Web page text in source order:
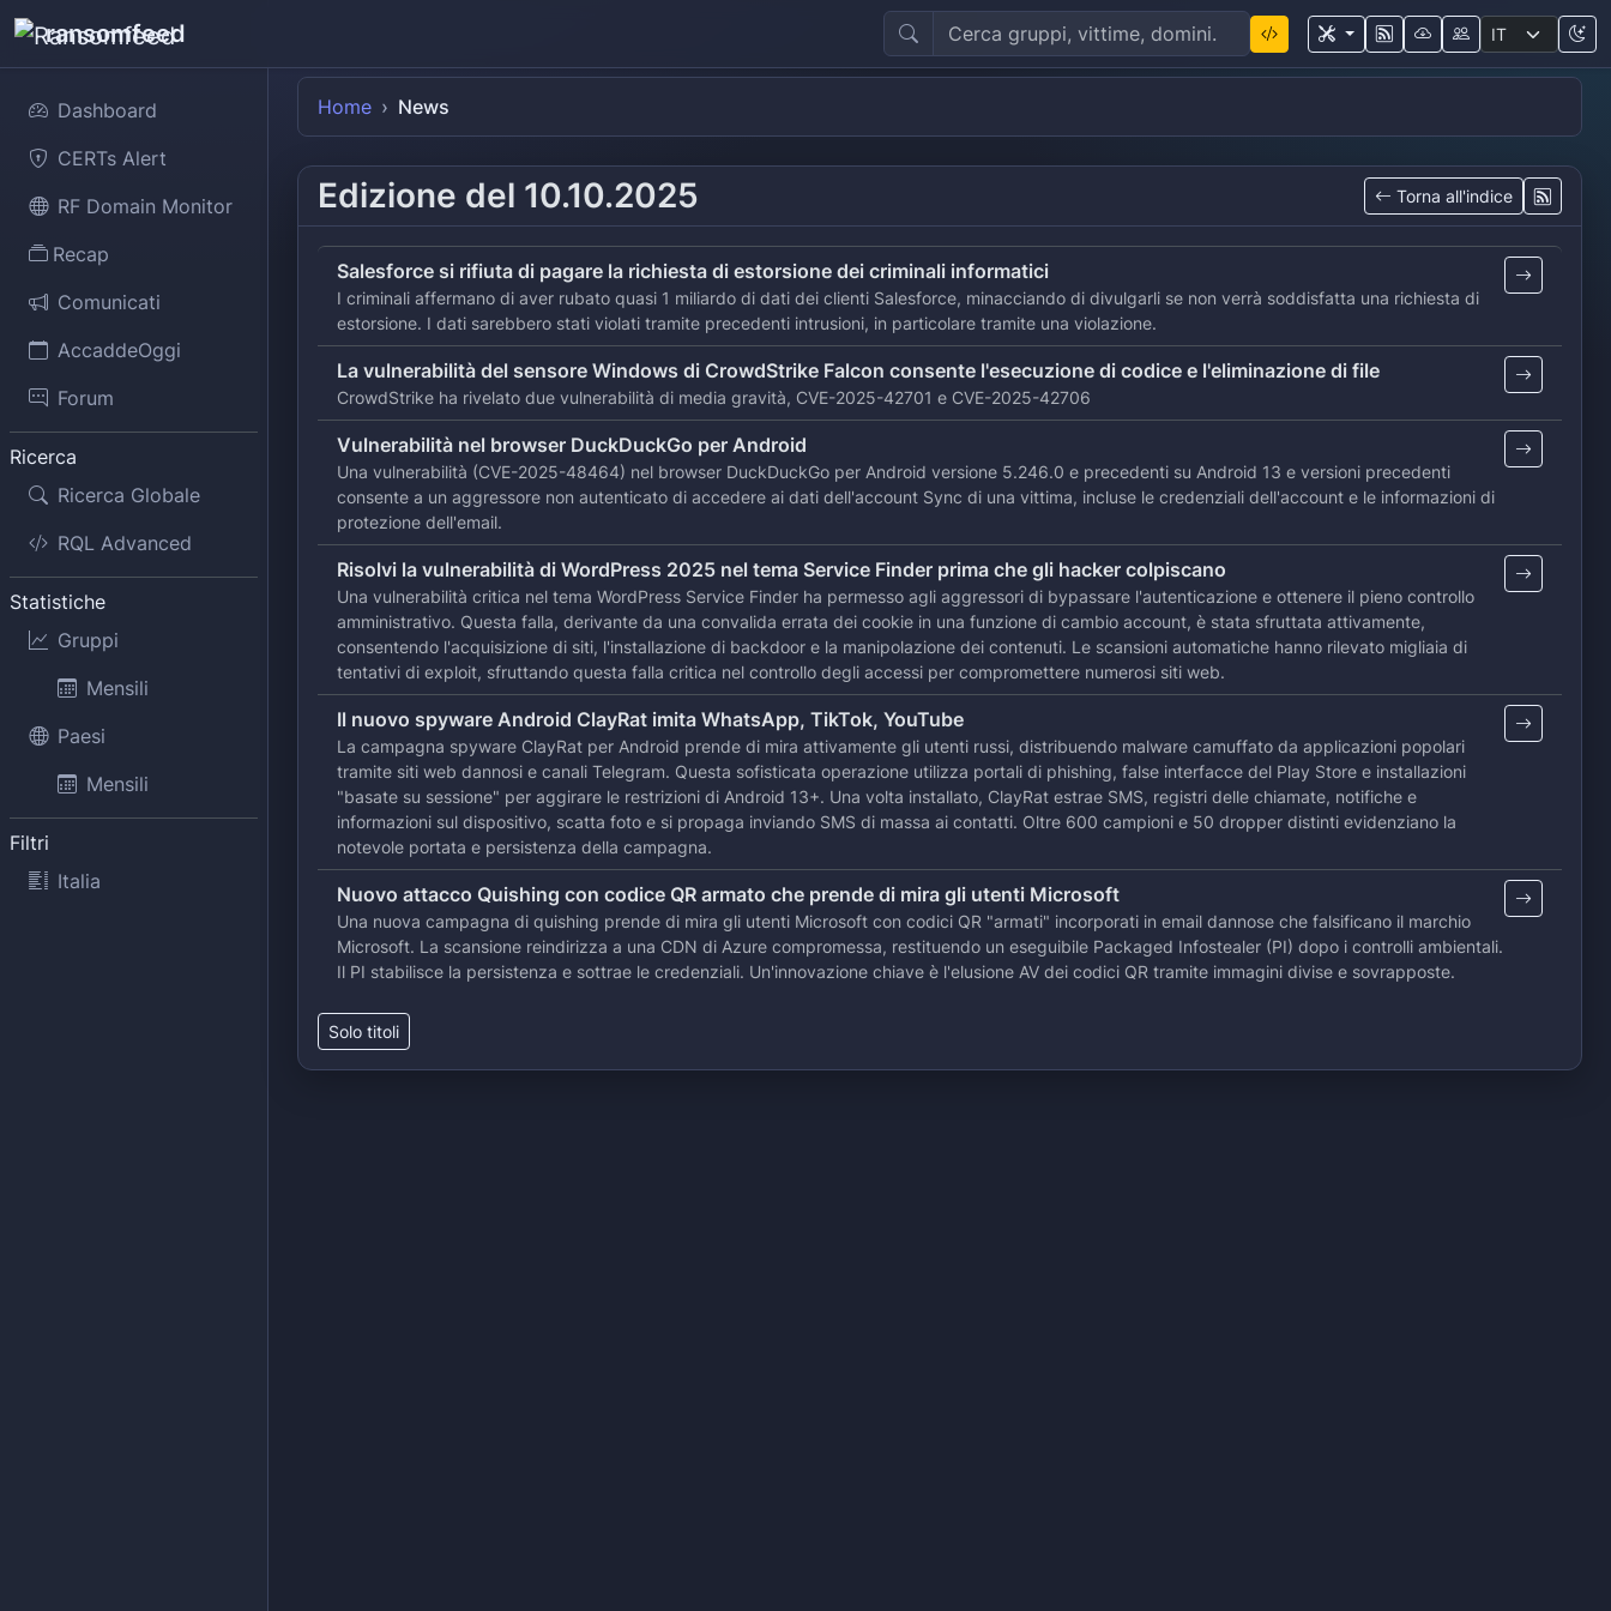
ransomfeed
Dashboard
CERTs Alert
RF Domain Monitor
Recap
Comunicati
AccaddeOggi
Forum
Ricerca
Ricerca Globale
RQL Advanced
Statistiche
Gruppi
Mensili
Paesi
Mensili
Filtri
Italia
Home News
Edizione del 10.10.2025 Torna all'indice
Salesforce si rifiuta di pagare la richiesta di estorsione dei criminali informatici
I criminali affermano di aver rubato quasi 1 miliardo di dati dei clienti Salesforce, minacciando di divulgarli se non verrà soddisfatta una richiesta di
estorsione. I dati sarebbero stati violati tramite precedenti intrusioni, in particolare tramite una violazione.
La vulnerabilità del sensore Windows di CrowdStrike Falcon consente l'esecuzione di codice e l'eliminazione di file
CrowdStrike ha rivelato due vulnerabilità di media gravità, CVE-2025-42701 e CVE-2025-42706
Vulnerabilità nel browser DuckDuckGo per Android
Una vulnerabilità (CVE-2025-48464) nel browser DuckDuckGo per Android versione 5.246.0 e precedenti su Android 13 e versioni precedenti
consente a un aggressore non autenticato di accedere ai dati dell'account Sync di una vittima, incluse le credenziali dell'account e le informazioni di
protezione dell'email.
Risolvi la vulnerabilità di WordPress 2025 nel tema Service Finder prima che gli hacker colpiscano
Una vulnerabilità critica nel tema WordPress Service Finder ha permesso agli aggressori di bypassare l'autenticazione e ottenere il pieno controllo
amministrativo. Questa falla, derivante da una convalida errata dei cookie in una funzione di cambio account, è stata sfruttata attivamente,
consentendo l'acquisizione di siti, l'installazione di backdoor e la manipolazione dei contenuti. Le scansioni automatiche hanno rilevato migliaia di
tentativi di exploit, sfruttando questa falla critica nel controllo degli accessi per compromettere numerosi siti web.
Il nuovo spyware Android ClayRat imita WhatsApp, TikTok, YouTube
La campagna spyware ClayRat per Android prende di mira attivamente gli utenti russi, distribuendo malware camuffato da applicazioni popolari
tramite siti web dannosi e canali Telegram. Questa sofisticata operazione utilizza portali di phishing, false interfacce del Play Store e installazioni
"basate su sessione" per aggirare le restrizioni di Android 13+. Una volta installato, ClayRat estrae SMS, registri delle chiamate, notifiche e
informazioni sul dispositivo, scatta foto e si propaga inviando SMS di massa ai contatti. Oltre 600 campioni e 50 dropper distinti evidenziano la
notevole portata e persistenza della campagna.
Nuovo attacco Quishing con codice QR armato che prende di mira gli utenti Microsoft
Una nuova campagna di quishing prende di mira gli utenti Microsoft con codici QR "armati" incorporati in email dannose che falsificano il marchio
Microsoft. La scansione reindirizza a una CDN di Azure compromessa, restituendo un eseguibile Packaged Infostealer (PI) dopo i controlli ambientali.
Il PI stabilisce la persistenza e sottrae le credenziali. Un'innovazione chiave è l'elusione AV dei codici QR tramite immagini divise e sovrapposte.
Solo titoli